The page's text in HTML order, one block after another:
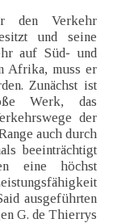
den Verkehr
und seine
auf Süd- und
Afrika, muss er
Zunächst ist
Werk, das
der
auch durch
beeinträchtigt
eine höchst
ausgeführten
G. de Thierrys